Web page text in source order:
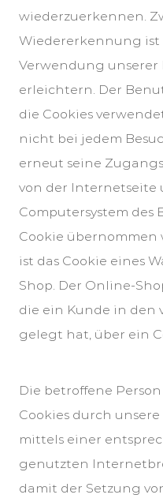
wiederzuerkennen.
Wiedererkennung ist
Verwendung unserer
erleichtern. Der
die Cookies
nicht bei jedem
erneut seine
von der Internetseite
Computersystem des
Cookie übernommen
ist das Cookie eines
Shop. Der Online-
die ein Kunde in den
gelegt hat, über ein
Die betroffene
Cookies durch
mittels einer
genutzten
damit der Setzung